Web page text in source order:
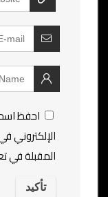
احفظ
الإلكتروني
المقبلة في